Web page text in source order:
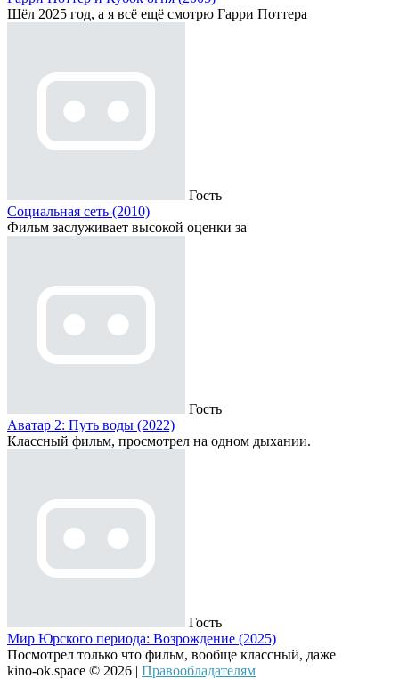
Шёл 2025 год, а я всё ещё смотрю Гарри Поттера
Гость
Социальная сеть (2010)
Фильм заслуживает высокой оценки за
Гость
Аватар 2: Путь воды (2022)
Классный фильм, просмотрел на одном дыхании.
Гость
Мир Юрского периода: Возрождение (2025)
Посмотрел только что фильм, вообще классный, даже
kino-ok.space © 2026 | Правообладателям